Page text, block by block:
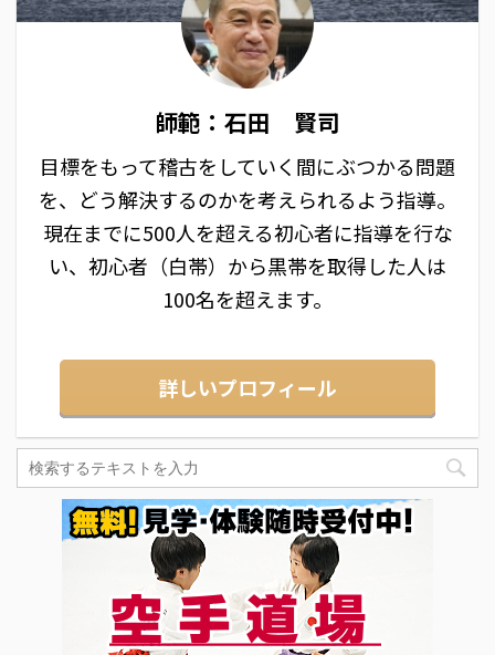
師範：石田 賢司
目標をもって稽古をしていく間にぶつかる問題
を、どう解決するのかを考えられるよう指導。
現在までに500人を超える初心者に指導を行な
い、初心者（白帯）から黒帯を取得した人は
100名を超えます。
詳しいプロフィール